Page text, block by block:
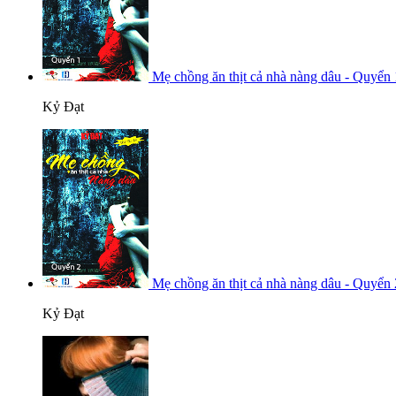
Mẹ chồng ăn thịt cả nhà nàng dâu - Quyển
Kỷ Đạt
Mẹ chồng ăn thịt cả nhà nàng dâu - Quyển
Kỷ Đạt